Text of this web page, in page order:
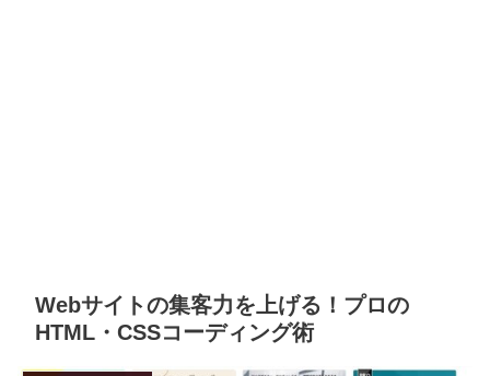
Webサイトの集客力を上げる！プロの
HTML・CSSコーディング術